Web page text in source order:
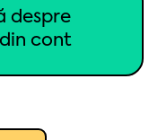
despre
cont